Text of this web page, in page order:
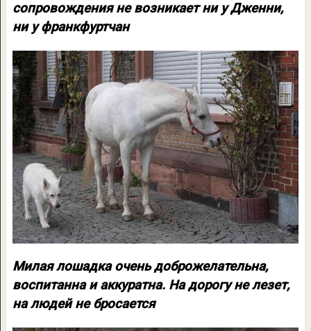
сопровождения не возникает ни у Дженни,
ни у франкфуртчан
Милая лошадка очень доброжелательна,
воспитанна и аккуратна. На дорогу не лезет,
на людей не бросается